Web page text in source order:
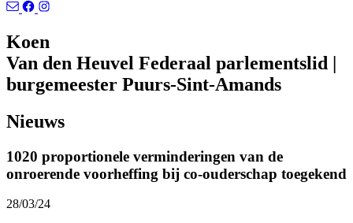
Koen
Van den Heuvel Federaal parlementslid |
burgemeester Puurs-Sint-Amands
Nieuws
1020 proportionele verminderingen van de
onroerende voorheffing bij co-ouderschap toegekend
28/03/24